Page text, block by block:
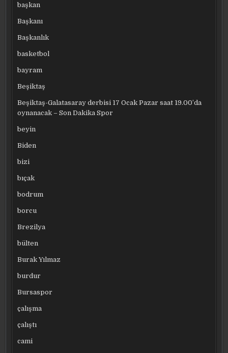
başkan
Başkanı
Başkanlık
basketbol
bayram
Beşiktaş
Beşiktaş-Galatasaray derbisi 17 Ocak Pazar saat 19.00’da
oynanacak – Son Dakika Spor
beyin
Biden
bizi
bıçak
bodrum
borcu
Brezilya
bülten
Burak Yılmaz
burdur
Bursaspor
çalışma
çalıştı
cami